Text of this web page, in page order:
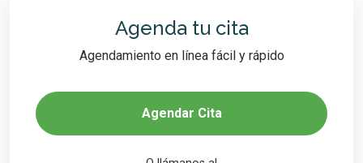
Agenda tu cita
Agendamiento en línea fácil y rápido
Agendar Cita